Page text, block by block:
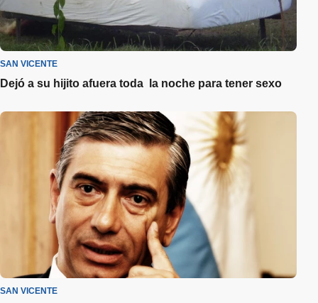
SAN VICENTE
Dejó a su hijito afuera toda la noche para tener sexo
SAN VICENTE